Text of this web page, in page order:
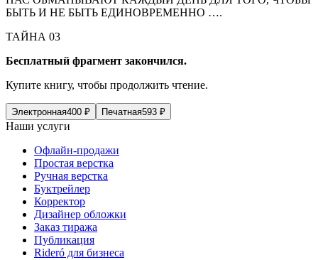
БЫТЬ И НЕ БЫТЬ ЕДИНОВРЕМЕННО ….
ТАЙНА 03
Бесплатный фрагмент закончился.
Купите книгу, чтобы продолжить чтение.
Электронная400 ₽ Печатная593 ₽
Наши услуги
Офлайн-продажи
Простая верстка
Ручная верстка
Буктрейлер
Корректор
Дизайнер обложки
Заказ тиража
Публикация
Rideró для бизнеса